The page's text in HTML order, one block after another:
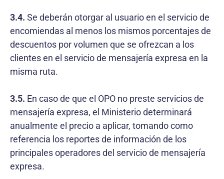
3.4. Se deberán otorgar al usuario en el servicio de
encomiendas al menos los mismos porcentajes de
descuentos por volumen que se ofrezcan a los
clientes en el servicio de mensajería expresa en la
misma ruta.
3.5. En caso de que el OPO no preste servicios de
mensajería expresa, el Ministerio determinará
anualmente el precio a aplicar, tomando como
referencia los reportes de información de los
principales operadores del servicio de mensajería
expresa.